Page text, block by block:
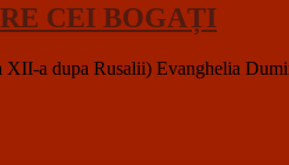
CEI BOGAȚI
dupa Rusalii) Evanghelia